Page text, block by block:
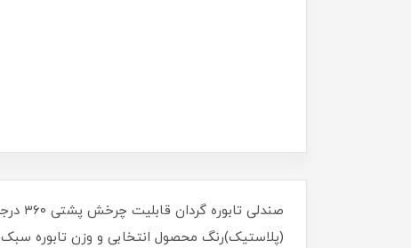
(پلاستیک)رنگ محصول انتخابی و وزن تابوره سبک